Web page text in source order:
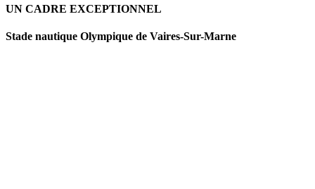
UN CADRE EXCEPTIONNEL
Stade nautique Olympique de Vaires-Sur-Marne